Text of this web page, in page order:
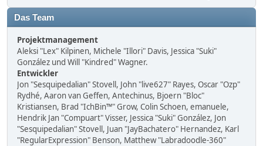
Das Team
Projektmanagement
Aleksi "Lex" Kilpinen, Michele "Illori" Davis, Jessica "Suki"
González und Will "Kindred" Wagner.
Entwickler
Jon "Sesquipedalian" Stovell, John "live627" Rayes, Oscar "Ozp"
Rydhé, Aaron van Geffen, Antechinus, Bjoern "Bloc"
Kristiansen, Brad "IchBin™" Grow, Colin Schoen, emanuele,
Hendrik Jan "Compuart" Visser, Jessica "Suki" González, Jon
"Sesquipedalian" Stovell, Juan "JayBachatero" Hernandez, Karl
"RegularExpression" Benson, Matthew "Labradoodle-360"